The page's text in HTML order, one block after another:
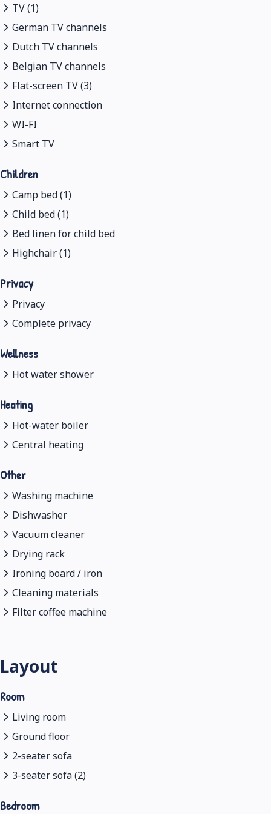
TV (1)
German TV channels
Dutch TV channels
Belgian TV channels
Flat-screen TV (3)
Internet connection
WI-FI
Smart TV
Children
Camp bed (1)
Child bed (1)
Bed linen for child bed
Highchair (1)
Privacy
Privacy
Complete privacy
Wellness
Hot water shower
Heating
Hot-water boiler
Central heating
Other
Washing machine
Dishwasher
Vacuum cleaner
Drying rack
Ironing board / iron
Cleaning materials
Filter coffee machine
Layout
Room
Living room
Ground floor
2-seater sofa
3-seater sofa (2)
Bedroom